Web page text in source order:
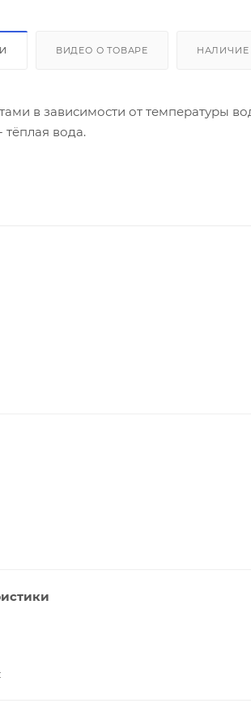
ВИДЕО О ТОВАРЕ НАЛИЧИЕ
в зависимости от температуры
вода.